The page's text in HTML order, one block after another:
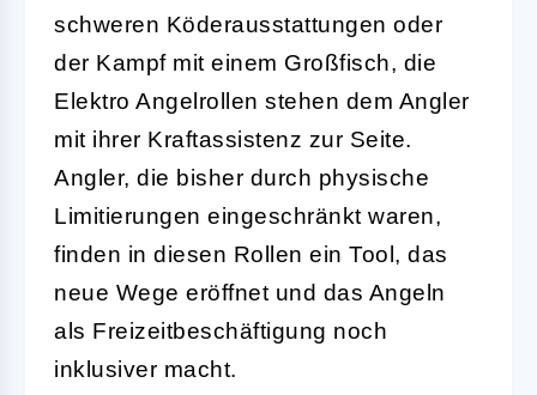
schweren Köderausstattungen oder
der Kampf mit einem Großfisch, die
Elektro Angelrollen stehen dem Angler
mit ihrer Kraftassistenz zur Seite.
Angler, die bisher durch physische
Limitierungen eingeschränkt waren,
finden in diesen Rollen ein Tool, das
neue Wege eröffnet und das Angeln
als Freizeitbeschäftigung noch
inklusiver macht.